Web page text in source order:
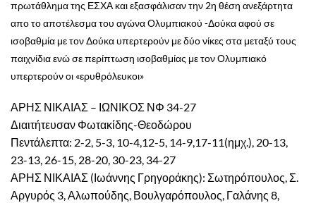
πρωτάθλημα της ΕΣΧΑ και εξασφάλισαν την 2η θέση ανεξάρτητα
απο το αποτέλεσμα του αγώνα Ολυμπιακού -Δούκα αφού σε
ισοβαθμία με τον Δούκα υπερτερούν με δύο νίκες στα μεταξύ τους
παιχνίδια ενώ σε περίπτωση ισοβαθμίας με τον Ολυμπιακό
υπερτερούν οι «ερυθρόλευκοι»
ΑΡΗΣ ΝΙΚΑΙΑΣ – ΙΩΝΙΚΟΣ ΝΦ 34-27
Διαιτήτευσαν Φωτακίδης-Θεοδώρου
Πεντάλεπτα: 2-2, 5-3, 10-4,12-5, 14-9,17-11(ημχ.), 20-13,
23-13, 26-15, 28-20, 30-23, 34-27
ΑΡΗΣ ΝΙΚΑΙΑΣ (Ιωάννης Γρηγοράκης): Σωτηρόπουλος, Σ.
Αργυρός 3, Αλωπούδης, Βουλγαρόπουλος, Γαλάνης 8,